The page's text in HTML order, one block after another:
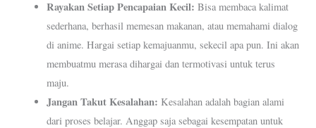
Rayakan Setiap Pencapaian Kecil: Bisa membaca kalimat
sederhana, berhasil memesan makanan, atau memahami dialog
di anime. Hargai setiap kemajuanmu, sekecil apa pun. Ini akan
membuatmu merasa dihargai dan termotivasi untuk terus
maju.
Jangan Takut Kesalahan: Kesalahan adalah bagian alami
dari proses belajar. Anggap saja sebagai kesempatan untuk